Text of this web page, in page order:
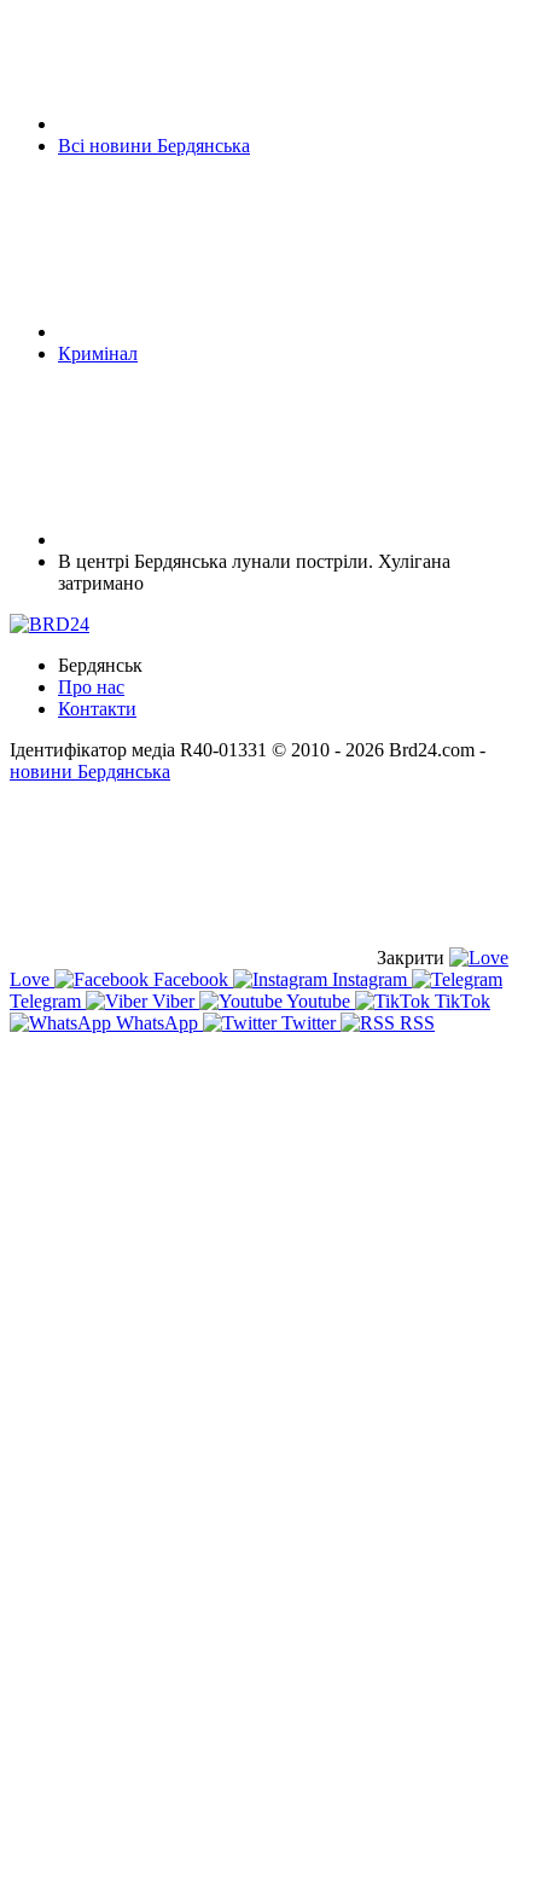
Всі новини Бердянська
Кримінал
В центрі Бердянська лунали постріли. Хулігана
затримано
Бердянськ
Про нас
Контакти
Ідентифікатор медіа R40-01331 © 2010 - 2026 Brd24.com -
новини Бердянська
Закрити
Love
Facebook
Instagram
Telegram
Viber Youtube
TikTok
WhatsApp
Twitter RSS